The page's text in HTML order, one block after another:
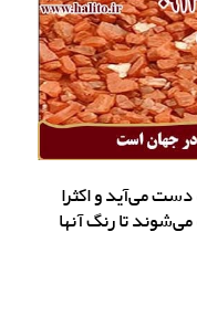
می‌آید و اکثرا
تا رنگ آنها